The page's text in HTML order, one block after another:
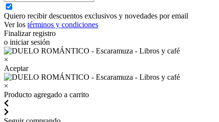
Quiero recibir descuentos exclusivos y novedades por email
Ver los términos y condiciones
Finalizar registro
o iniciar sesión
×
Aceptar
×
Producto agregado a carrito